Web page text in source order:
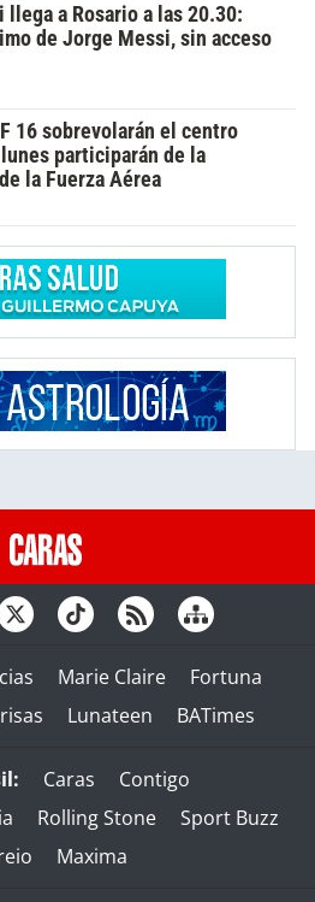
llega a Rosario a las 20.30:
de Jorge Messi, sin acceso
16 sobrevolarán el centro
participarán de la
la Fuerza Aérea
Marie Claire
Fortuna
Lunateen BATimes
Caras
Contigo
Rolling Stone
Sport Buzz
Maxima